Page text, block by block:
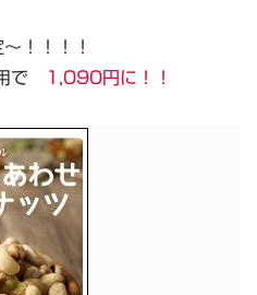
！！！！
で
1,090円に！！